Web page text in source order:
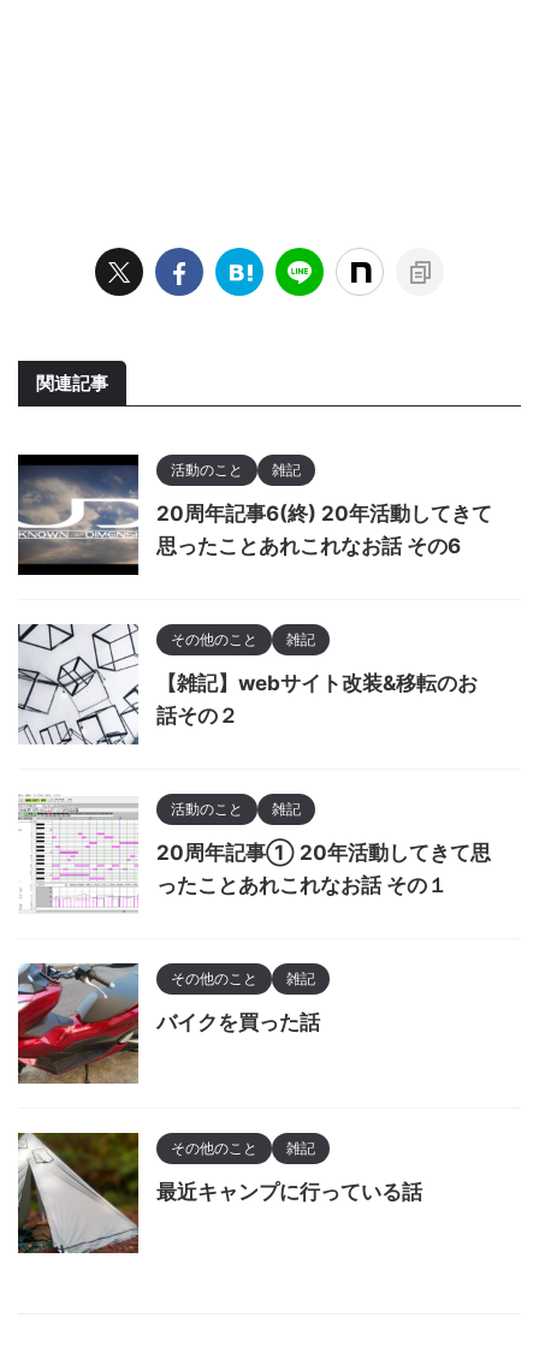
関連記事
活動のこと 雑記
20周年記事6(終) 20年活動してきて
思ったことあれこれなお話 その6
その他のこと 雑記
【雑記】webサイト改装&移転のお
話その２
活動のこと 雑記
20周年記事① 20年活動してきて思
ったことあれこれなお話 その１
その他のこと 雑記
バイクを買った話
その他のこと 雑記
最近キャンプに行っている話